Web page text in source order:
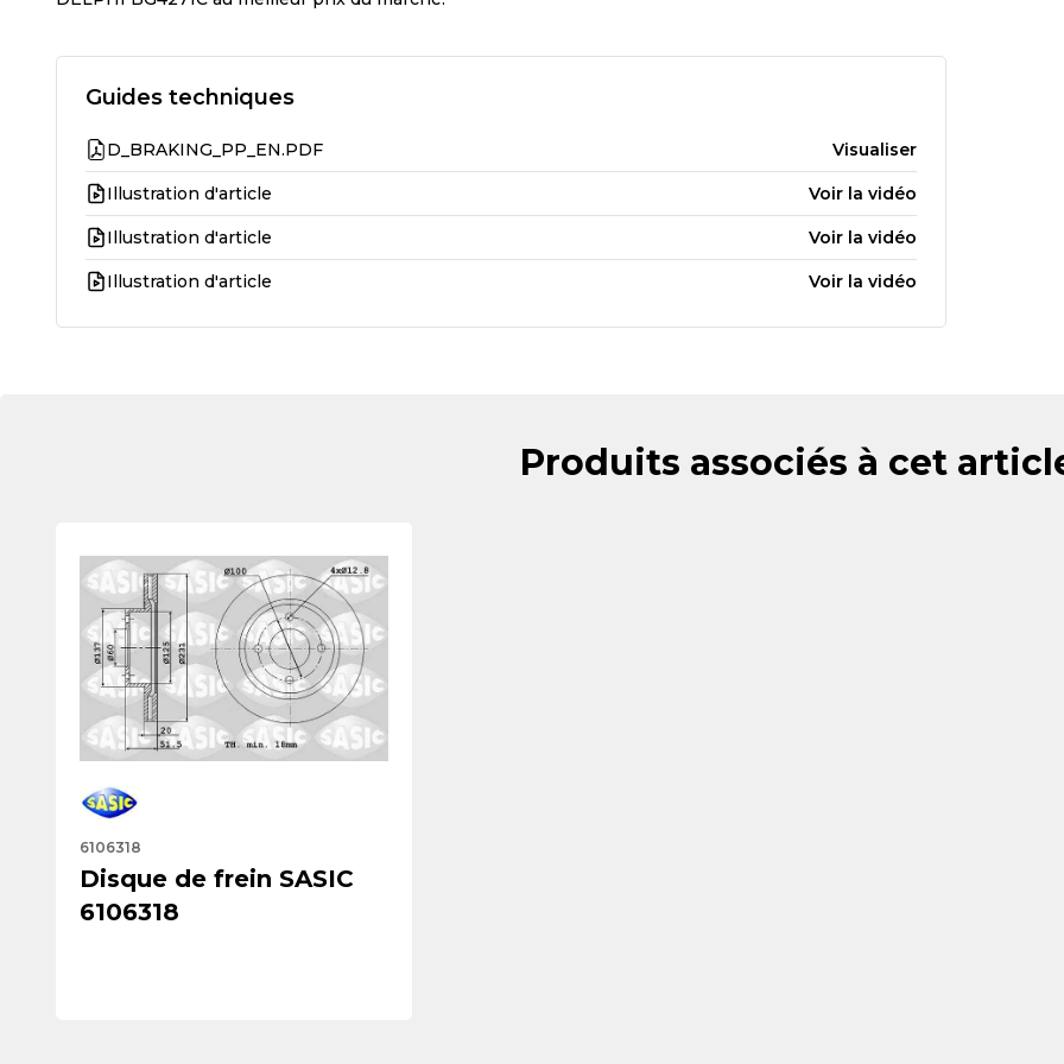
Guides techniques
D_BRAKING_PP_EN.PDF Visualiser
Illustration d'article Voir la vidéo
Illustration d'article Voir la vidéo
Illustration d'article Voir la vidéo
Produits associés à cet
6106318
Disque de frein SASIC
6106318